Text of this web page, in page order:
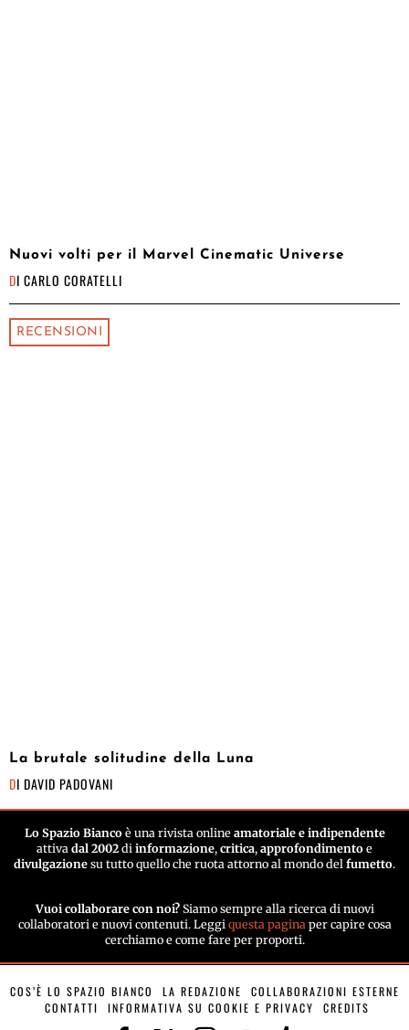
Nuovi volti per il Marvel Cinematic Universe
DI CARLO CORATELLI
RECENSIONI
La brutale solitudine della Luna
DI DAVID PADOVANI
Lo Spazio Biancoè una rivista online amatoriale e indipendente
attiva dal 2002 di informazione, critica, approfondimento e
divulgazione su tutto quello che ruota attorno al mondo del fumetto.
Vuoi collaborare con noi? Siamo sempre alla ricerca di nuovi
collaboratori e nuovi contenuti. Leggi questa paginaper capire cosa
cerchiamo e come fare per proporti.
COS’È LO SPAZIO BIANCO LA REDAZIONE
COLLABORAZIONI ESTERNE
CONTATTI
INFORMATIVA SU COOKIE E PRIVACY CREDITS